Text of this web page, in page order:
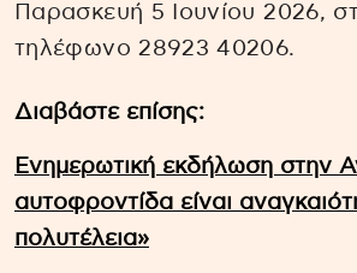
Παρασκευή 5 Ιουνίου 2026,
τηλέφωνο 28923 40206.
Διαβάστε επίσης:
Ενημερωτική εκδήλωση στην
αυτοφροντίδα είναι
πολυτέλεια»